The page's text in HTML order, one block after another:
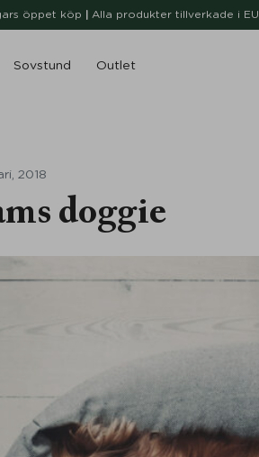
öppet köp Alla produkter tillverkade i EU
Sovstund Outlet
2018
doggie